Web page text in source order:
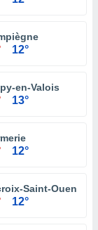
12°
en-Valois
13°
12°
Saint-Ouen
12°